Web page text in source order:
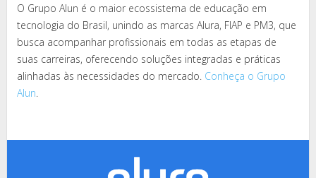
O Grupo Alun é o maior ecossistema de educação em
tecnologia do Brasil, unindo as marcas Alura, FIAP e PM3, que
busca acompanhar profissionais em todas as etapas de
suas carreiras, oferecendo soluções integradas e práticas
alinhadas às necessidades do mercado. Conheça o Grupo
Alun.